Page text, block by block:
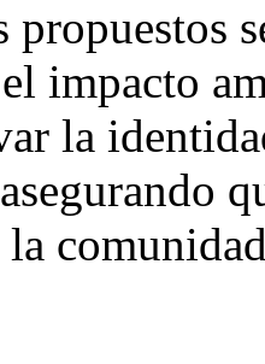
propuestos
impacto
la